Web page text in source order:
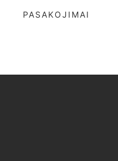
PASAKOJIMAI